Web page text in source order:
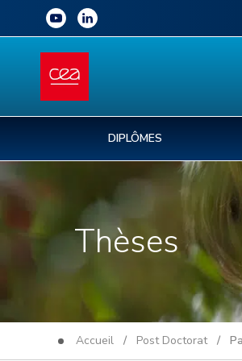
DIPLÔMES
Thèses
Accueil / Post Doctorat/